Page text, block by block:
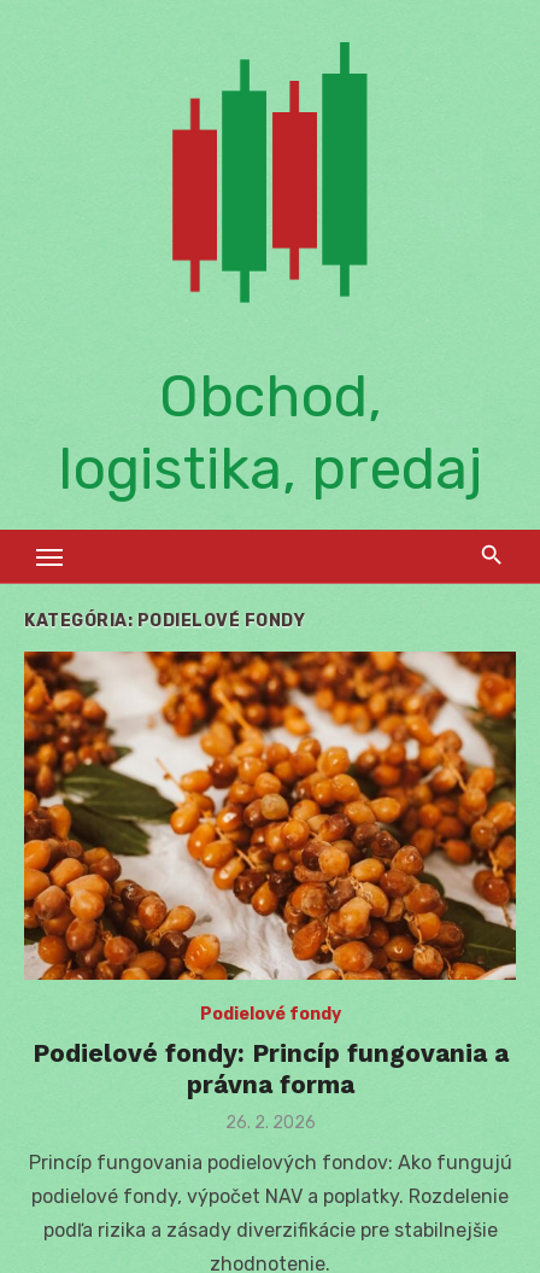
Obchod,
logistika, predaj
KATEGÓRIA: PODIELOVÉ FONDY
Podielové fondy
Podielové fondy: Princíp fungovania a
právna forma
Posted
26. 2. 2026
Princíp fungovania podielových fondov: Ako fungujú
podielové fondy, výpočet NAV a poplatky. Rozdelenie
podľa rizika a zásady diverzifikácie pre stabilnejšie
zhodnotenie.